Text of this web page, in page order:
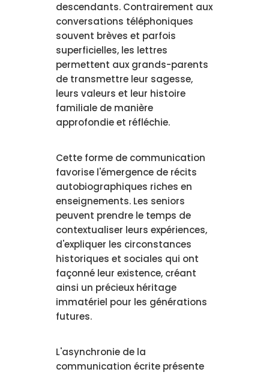
descendants. Contrairement aux
conversations téléphoniques
souvent brèves et parfois
superficielles, les lettres
permettent aux grands-parents
de transmettre leur sagesse,
leurs valeurs et leur histoire
familiale de manière
approfondie et réfléchie.
Cette forme de communication
favorise l'émergence de récits
autobiographiques riches en
enseignements. Les seniors
peuvent prendre le temps de
contextualiser leurs expériences,
d'expliquer les circonstances
historiques et sociales qui ont
façonné leur existence, créant
ainsi un précieux héritage
immatériel pour les générations
futures.
L'asynchronie de la
communication écrite présente